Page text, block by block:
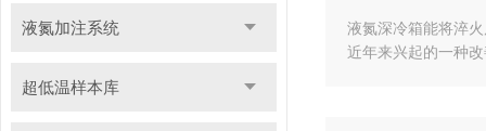
液氮加注系统
超低温样本库
液氮深冷箱能将淬
近年来兴起的一种